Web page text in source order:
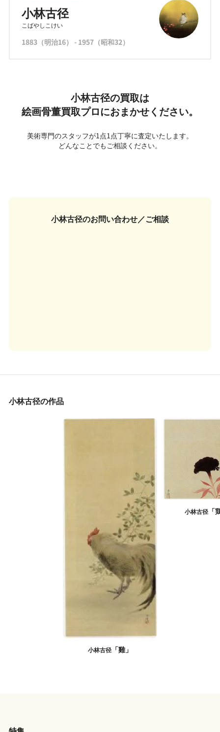
小林古径
こばやしこけい
1883（明治16） - 1957（昭和32）
小林古径の買取は
絵画骨董買取プロにおまかせください。
美術専門のスタッフが1点1点丁寧に査定いたします。
どんなことでもご相談ください。
小林古径のお問い合わせ／ご相談
小林古径の作品
小林古径 「雞」
小林古径 「